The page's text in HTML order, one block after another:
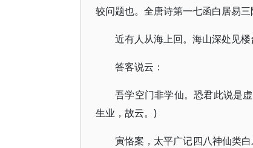
较问题也。全唐诗第一七函白居易
近有人从海上回。海山深处见
答客说云：
吾学空门非学仙。恐君此说是
生业，故云。)
寅恪案，太平广记四八神仙类